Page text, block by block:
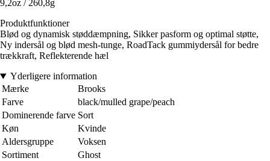
9,2oz / 260,8g
Produktfunktioner
Blød og dynamisk støddæmpning, Sikker pasform og optimal støtte,
Ny indersål og blød mesh-tunge, RoadTack gummiydersål for bedre
trækkraft, Reflekterende hæl
Yderligere information
Mærke
Brooks
Farve
black/mulled grape/peach
Dominerende farve Sort
Køn
Kvinde
Aldersgruppe
Voksen
Sortiment
Ghost